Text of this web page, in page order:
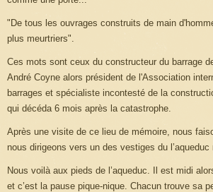
"De tous les ouvrages construits de main
plus meurtriers".
Ces mots sont ceux du constructeur du barrage
André Coyne alors président de l'Association
barrages et spécialiste incontesté de la
qui décéda 6 mois après la catastrophe.
Après une visite de ce lieu de mémoire, nous
nous dirigeons vers un des vestiges du l’aqueduc
Nous voilà aux pieds de l’aqueduc. Il est midi
et c’est la pause pique-nique. Chacun trouve sa